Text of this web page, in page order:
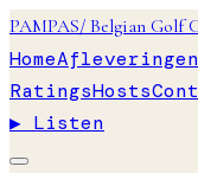
PAMPAS/ Belgian Golf
HomeAfleveringen
RatingsHosts
▶ Listen